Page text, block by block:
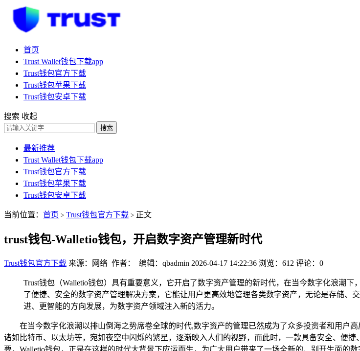
首页
Trust Wallet钱包下载app
Trust钱包官方下载
Trust钱包苹果下载
Trust钱包安卓下载
搜索 收起
搜索
最新推荐
Trust Wallet钱包下载app
Trust钱包官方下载
Trust钱包苹果下载
Trust钱包安卓下载
当前位置： 首页 > Trust钱包官方下载 > 正文
trust钱包-Walletio钱包，开启数字资产管理新时代
Trust钱包官方下载 来源：网络 作者： 编辑：qbadmin 2026-04-17 14:22:36 浏览：612 评论：0
Trust钱包（Walletio钱包）具有重要意义，它开启了数字资产管理的新时代，在当今数字化浪潮
了便捷、安全的数字资产管理解决方案，它能让用户更高效地管理各类数字资产，无论是存储
进、更智能的方向发展，为数字资产领域注入新的活力。
在当今数字化浪潮以排山倒海之势席卷全球的时代,数字资产的管理已然成为了众多投资者和用户
诸如比特币、以太坊等，宛如夜空中闪烁的繁星，逐渐映入人们的视野，而此时，一款具备安全、便捷
要，Walletio钱包，正是在这样的时代大背景下应运而生，为广大用户带来了一场全新的、别开生面的